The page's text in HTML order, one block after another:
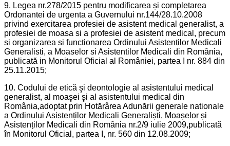
9. Legea nr.278/2015 pentru modificarea și completarea
Ordonantei de urgenta a Guvernului nr.144/28.10.2008
privind exercitarea profesiei de asistent medical generalist, a
profesiei de moasa si a profesiei de asistent medical, precum
si organizarea si functionarea Ordinului Asistentilor Medicali
Generalisti, a Moaselor si Asistentilor Medicali din România,
publicată in Monitorul Oficial al României, partea I nr. 884 din
25.11.2015;
10. Codului de etică şi deontologie al asistentului medical
generalist, al moaşei şi al asistentului medical din
România,adoptat prin Hotărârea Adunării generale nationale
a Ordinului Asistenților Medicali Generaliști, Moașelor și
Asistenților Medicali din România nr.2/9 iulie 2009,publicată
în Monitorul Oficial, partea I, nr. 560 din 12.08.2009;